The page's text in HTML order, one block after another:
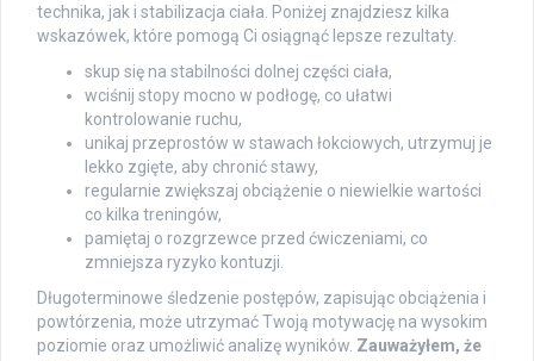
technika, jak i stabilizacja ciała. Poniżej znajdziesz kilka
wskazówek, które pomogą Ci osiągnąć lepsze rezultaty.
skup się na stabilności dolnej części ciała,
wciśnij stopy mocno w podłogę, co ułatwi
kontrolowanie ruchu,
unikaj przeprostów w stawach łokciowych, utrzymuj je
lekko zgięte, aby chronić stawy,
regularnie zwiększaj obciążenie o niewielkie wartości
co kilka treningów,
pamiętaj o rozgrzewce przed ćwiczeniami, co
zmniejsza ryzyko kontuzji.
Długoterminowe śledzenie postępów, zapisując obciążenia i
powtórzenia, może utrzymać Twoją motywację na wysokim
poziomie oraz umożliwić analizę wyników. Zauważyłem, że